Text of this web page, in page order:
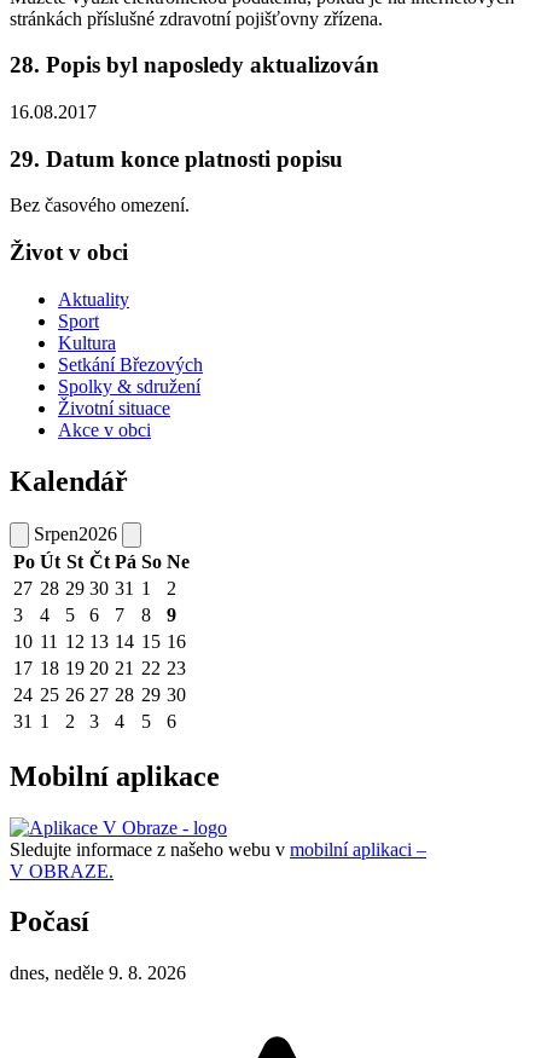
stránkách příslušné zdravotní pojišťovny zřízena.
28. Popis byl naposledy aktualizován
16.08.2017
29. Datum konce platnosti popisu
Bez časového omezení.
Život v obci
Aktuality
Sport
Kultura
Setkání Březových
Spolky & sdružení
Životní situace
Akce v obci
Kalendář
Srpen2026
Po Út St Čt Pá So Ne
27 28 29 30 31 1
2
3
4 5 6 7 8
9
10 11 12 13 14 15 16
17 18 19 20 21 22 23
24 25 26 27 28 29 30
31 1 2 3 4 5 6
Mobilní aplikace
Sledujte informace z našeho webu v mobilní aplikaci –
V OBRAZE.
Počasí
dnes, neděle 9. 8. 2026